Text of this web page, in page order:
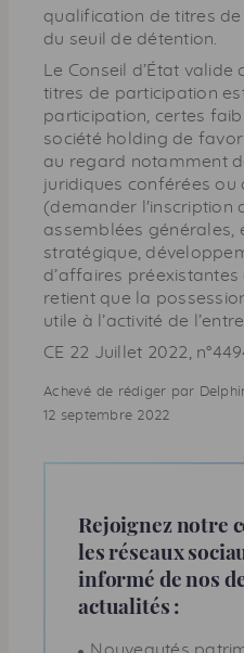
qualification de titres
du seuil de détention.
Le Conseil d’État
titres de participation
participation, certes
société holding de
au regard notamment
juridiques conférées ou
(demander l'inscription
assemblées générales,
stratégique,
d’affaires préexistantes
retient que la
utile à l’activité de
CE 22 Juillet 2022, n
Achevé de rédiger par
12 septembre 2022
Rejoignez notre
les réseaux
informé de nos
actualités :
Nouveautés